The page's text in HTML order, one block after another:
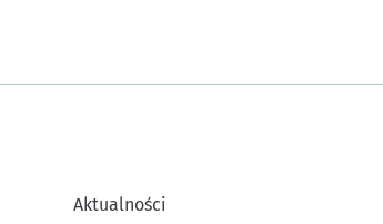
Aktualności